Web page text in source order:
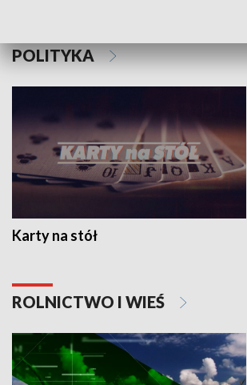
POLITYKA
Karty na stół
ROLNICTWO I WIEŚ